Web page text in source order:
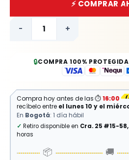
- +
⚡ COMPRAR
🔒COMPRA 100%
Compra hoy antes de las⏱16:00 (
recíbelo entre el lunes 10 y el
En Bogotá: 1 día hábil
✓ Retiro disponible en Cra. 25 #15-
horas
📦 🚚